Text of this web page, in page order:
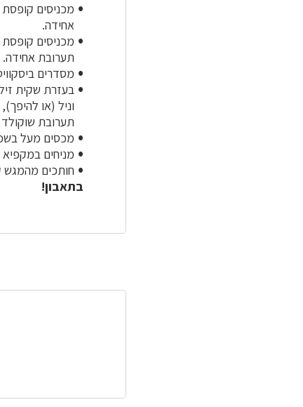
מכניסים
אחידה.
מכניסים
תערובת אחידה.
מסדרים
בעזרת שקית
וניל (או
תערובת שוקולד
מכסים מעל
מניחים במקפיא למשך 4
חותכים מהמגש
בתאבון!